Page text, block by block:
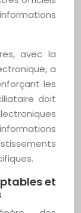
avec la
a
les
doit
et